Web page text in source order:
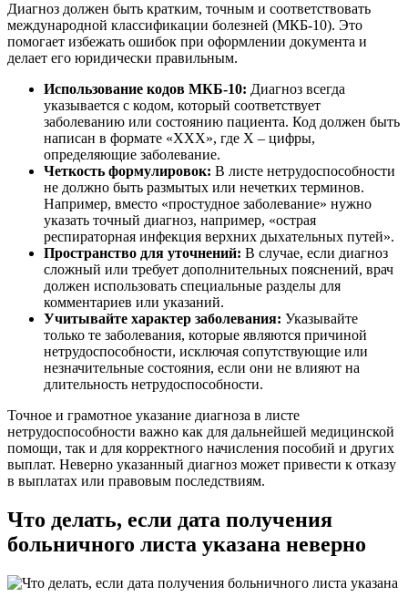
Диагноз должен быть кратким, точным и соответствовать
международной классификации болезней (МКБ-10). Это
помогает избежать ошибок при оформлении документа и
делает его юридически правильным.
Использование кодов МКБ-10: Диагноз всегда
указывается с кодом, который соответствует
заболеванию или состоянию пациента. Код должен быть
написан в формате «XXX», где X – цифры,
определяющие заболевание.
Четкость формулировок: В листе нетрудоспособности
не должно быть размытых или нечетких терминов.
Например, вместо «простудное заболевание» нужно
указать точный диагноз, например, «острая
респираторная инфекция верхних дыхательных путей».
Пространство для уточнений: В случае, если диагноз
сложный или требует дополнительных пояснений, врач
должен использовать специальные разделы для
комментариев или указаний.
Учитывайте характер заболевания: Указывайте
только те заболевания, которые являются причиной
нетрудоспособности, исключая сопутствующие или
незначительные состояния, если они не влияют на
длительность нетрудоспособности.
Точное и грамотное указание диагноза в листе
нетрудоспособности важно как для дальнейшей медицинской
помощи, так и для корректного начисления пособий и других
выплат. Неверно указанный диагноз может привести к отказу
в выплатах или правовым последствиям.
Что делать, если дата получения
больничного листа указана неверно